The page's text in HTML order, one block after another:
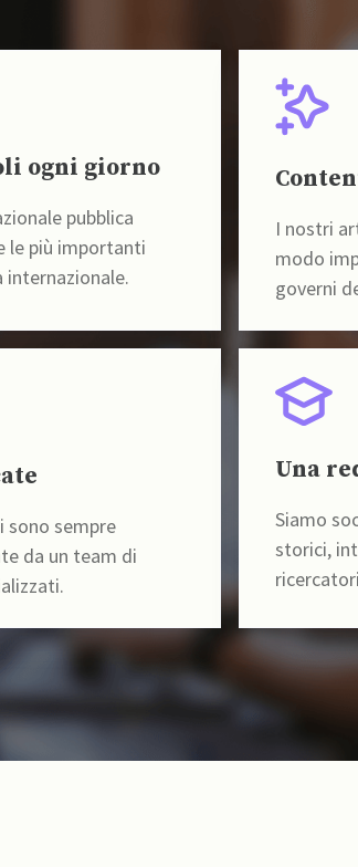
ogni giorno
pubblica
le più importanti
I nostri
modo
governi
sono sempre
da un team di
Una
Siamo
storici,